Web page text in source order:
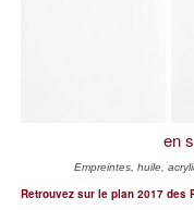
en
Empreintes, huile,
Retrouvez sur le plan 2017 des